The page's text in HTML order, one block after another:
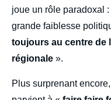
joue un rôle paradoxal
grande faiblesse
toujours au centre de
régionale ».
Plus surprenant